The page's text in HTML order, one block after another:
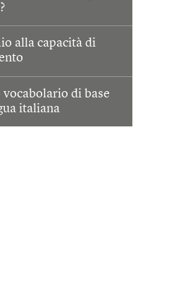
alla capacità di
di base
italiana